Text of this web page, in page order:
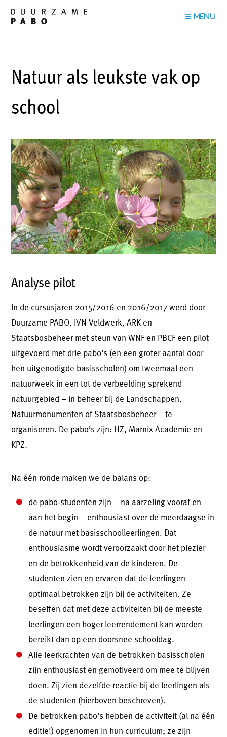
Natuur als leukste vak op
school
Analyse pilot
In de cursusjaren 2015/2016 en 2016/2017 werd door
Duurzame PABO, IVN Veldwerk, ARK en
Staatsbosbeheer met steun van WNF en PBCF een pilot
uitgevoerd met drie pabo’s (en een groter aantal door
hen uitgenodigde basisscholen) om tweemaal een
natuurweek in een tot de verbeelding sprekend
natuurgebied – in beheer bij de Landschappen,
Natuurmonumenten of Staatsbosbeheer – te
organiseren. De pabo’s zijn: HZ, Marnix Academie en
KPZ.
Na één ronde maken we de balans op:
de pabo-studenten zijn – na aarzeling vooraf en
aan het begin – enthousiast over de meerdaagse in
de natuur met basisschoolleerlingen. Dat
enthousiasme wordt veroorzaakt door het plezier
en de betrokkenheid van de kinderen. De
studenten zien en ervaren dat de leerlingen
optimaal betrokken zijn bij de activiteiten. Ze
beseffen dat met deze activiteiten bij de meeste
leerlingen een hoger leerrendement kan worden
bereikt dan op een doorsnee schooldag.
Alle leerkrachten van de betrokken basisscholen
zijn enthousiast en gemotiveerd om mee te blijven
doen. Zij zien dezelfde reactie bij de leerlingen als
de studenten (hierboven beschreven).
De betrokken pabo’s hebben de activiteit (al na één
editie!) opgenomen in hun curriculum; ze zijn